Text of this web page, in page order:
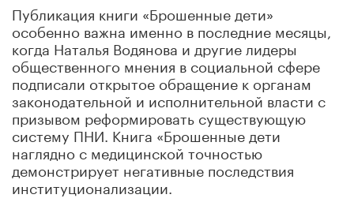
Публикация книги «Брошенные дети»
особенно важна именно в последние месяцы,
когда Наталья Водянова и другие лидеры
общественного мнения в социальной сфере
подписали открытое обращение к органам
законодательной и исполнительной власти с
призывом реформировать существующую
систему ПНИ. Книга «Брошенные дети
наглядно с медицинской точностью
демонстрирует негативные последствия
институционализации.